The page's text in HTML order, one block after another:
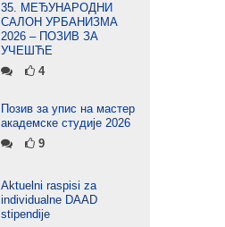
35. МЕЂУНАРОДНИ
САЛОН УРБАНИЗМА
2026 – ПОЗИВ ЗА
УЧЕШЋЕ
4
Позив за упис на мастер
академске студије 2026
9
Aktuelni raspisi za
individualne DAAD
stipendije